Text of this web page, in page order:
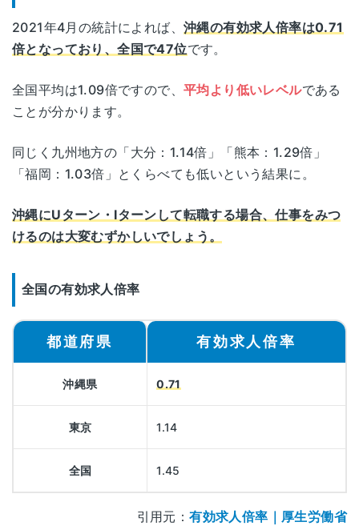
2021年4月の統計によれば、 沖縄の有効求人倍率は0.71
倍となっており、全国で47位です。
全国平均は1.09倍ですので、 平均より低いレベルである
ことが分かります。
同じく九州地方の「大分：1.14倍」「熊本：1.29倍」
「福岡：1.03倍」とくらべても低いという結果に。
沖縄にUターン・Iターンして転職する場合、仕事をみつ
けるのは大変むずかしいでしょう。
全国の有効求人倍率
都道府県 有効求人倍率
沖縄県 0.71
東京 1.14
全国 1.45
引用元：有効求人倍率｜厚生労働省